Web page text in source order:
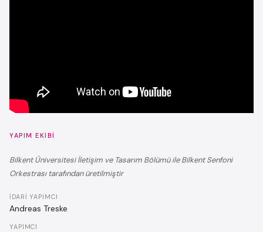
YAPIM EKIBI
Bilkent Üniversitesi İletişim ve Tasarım Bölümü ile Bilkent Senfoni
Orkestrası tarafından üretilmiştir
İDARI YAPIMCI
Andreas Treske
YAPIMCI